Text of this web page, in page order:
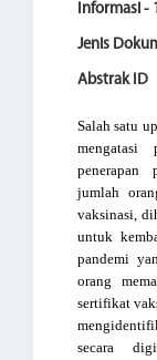
Informasi -
Jenis
Abstrak ID
Salah satu
mengatasi
penerapan
jumlah
vaksinasi,
untuk
pandemi
orang
sertifikat
secara